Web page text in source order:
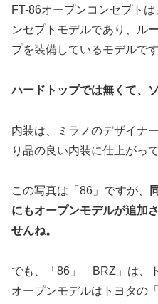
FT-86オープンコンセプト
ンセプトモデルであり、ル
プを装備しているモデルです
ハードトップでは無くて、
内装は、ミラノのデザイナ
り品の良い内装に仕上がっ
この写真は「86」ですが、
にもオープンモデルが追加
せんね。
でも、「86」「BRZ」は、
オープンモデルはトヨタの